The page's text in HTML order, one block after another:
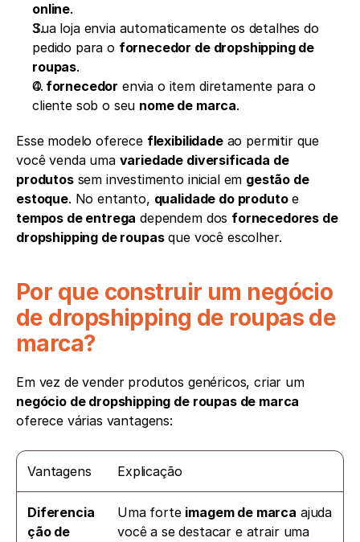
online.
Sua loja envia automaticamente os detalhes do
pedido para o fornecedor de dropshipping de
roupas.
O fornecedor envia o item diretamente para o
cliente sob o seu nome de marca.
Esse modelo oferece flexibilidade ao permitir que
você venda uma variedade diversificada de
produtos sem investimento inicial em gestão de
estoque. No entanto, qualidade do produto
tempos de entrega dependem dos fornecedores de
dropshipping de roupas que você escolher.
Por que construir um negócio
de dropshipping de roupas de
marca?
Em vez de vender produtos genéricos, criar um
negócio de dropshipping de roupas de marca
oferece várias vantagens:
Vantagens Explicação
Diferencia
ção de
Uma forte imagem de marca ajuda
você a se destacar e atrair uma